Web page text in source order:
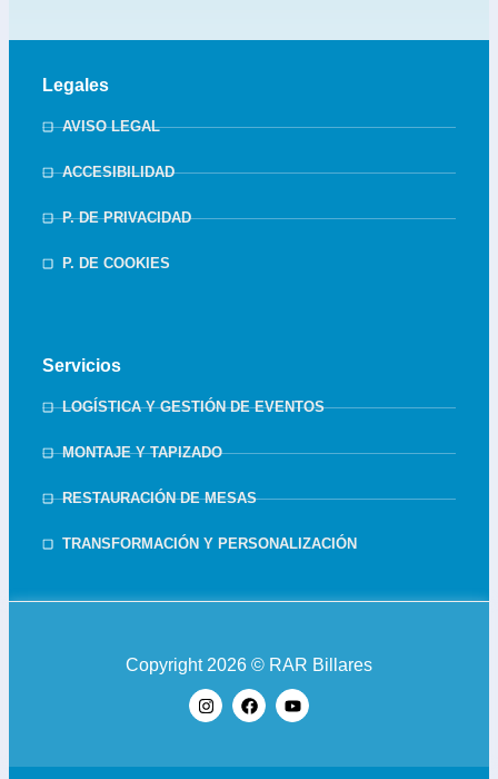
Legales
AVISO LEGAL
ACCESIBILIDAD
P. DE PRIVACIDAD
P. DE COOKIES
Servicios
LOGÍSTICA Y GESTIÓN DE EVENTOS
MONTAJE Y TAPIZADO
RESTAURACIÓN DE MESAS
TRANSFORMACIÓN Y PERSONALIZACIÓN
Copyright 2026 © RAR Billares